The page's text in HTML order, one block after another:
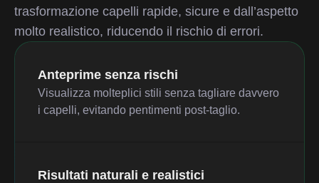
trasformazione capelli rapide, sicure e dall’aspetto
molto realistico, riducendo il rischio di errori.
Anteprime senza rischi
Visualizza molteplici stili senza tagliare davvero
i capelli, evitando pentimenti post-taglio.
Risultati naturali e realistici